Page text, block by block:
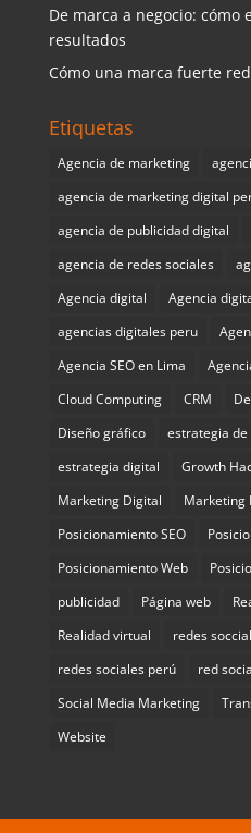
De marca a negocio:
resultados
Cómo una marca fuerte
Etiquetas
Agencia de marketing
agencia de marketing digital
agencia de publicidad digital
agencia de redes sociales
Agencia digital
Agencia
agencias digitales peru
Agencia SEO en Lima
Cloud Computing
CRM
Diseño gráfico
estrategia
estrategia digital
Growth
Marketing Digital
Marketing
Posicionamiento SEO
Posicionamiento Web
publicidad
Página web
Realidad virtual
redes
redes sociales perú
red
Social Media Marketing
Website